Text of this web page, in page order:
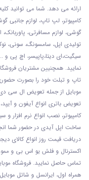
ارائه می دهد. شما می توانید
کامپیوتر، لپ تاپ، لوازم جانبی
گوشی، لوازم مسافرتی،
تولیدی اپل، سامسونگ، سونی،
سیگیت،ای دیتا،پاپیسر، اچ پی
نمایید. همچنیین مشتریان
تاپ و تبلت خود را بصورت
موبایل از جمله تعویض ال سی
تعویض باتری انواع آیفون و
کامپیوتر، نصب انواع نرم
ساخت اپل آیدی در حضور شما
دریافت قیمت روز انواع کالای
اکسترنال و فلش یو اس بی و
تماس حاصل نمایید. فروشگاه
همراه اول، ایرانسل و شاتل